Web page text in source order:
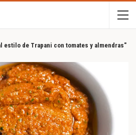
estilo de Trapani con tomates y almendras"